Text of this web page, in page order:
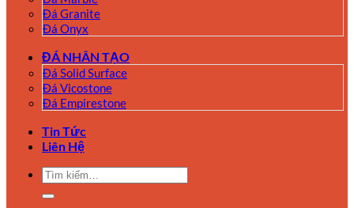
Đá Granite
Đá Onyx
ĐÁ NHÂN TẠO
Đá Solid Surface
Đá Vicostone
Đá Empirestone
Tin Tức
Liên Hệ
Tìm
kiếm: